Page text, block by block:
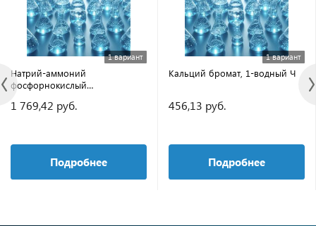
1 вариант
Натрий-аммоний
фосфорнокислый
98%
1 769,42 руб.
Подробнее
1 вариант
Кальций бромат, 1-водный Ч
456,13 руб.
Подробнее